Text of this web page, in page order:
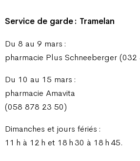
Service de garde : Tramelan
Du 8 au 9 mars :
pharmacie Plus Schneeberger
Du 10 au 15 mars :
pharmacie Amavita
(058 878 23 50)
Dimanches et jours fériés :
11 h à 12 h et 18 h 30 à 18 h 45.